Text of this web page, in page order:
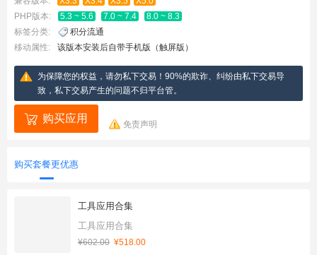
PHP版本:
5.3 ~ 5.6 7.0 ~ 7.4
8.0 ~ 8.3
标签分类:
积分流通
移动属性:
该版本安装后自带手机版（触屏版）
为保障您的权益，请勿私下交易！90%的欺诈、纠纷由私下交易导
致，私下交易产生的问题不归平台管。
购买应用 免责声明
购买套餐更优惠
工具应用合集
工具应用合集
¥602.00 ¥518.00